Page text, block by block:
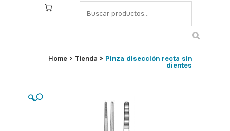
S
e
c
Home > Tienda > Pinza disección recta sin
dientes
🔍